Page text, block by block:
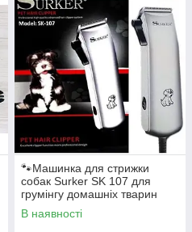
🐾Машинка для стрижки
собак Surker SK 107 для
грумінгу домашніх тварин
В наявності